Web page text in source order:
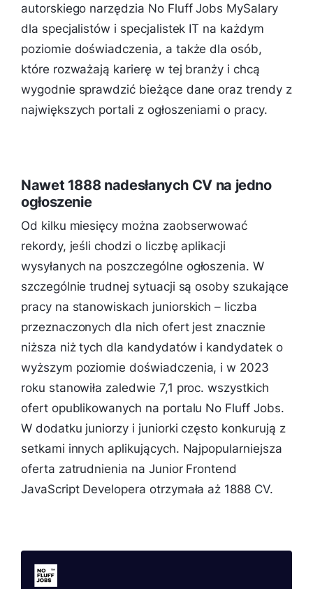
autorskiego narzędzia No Fluff Jobs MySalary
dla specjalistów i specjalistek IT na każdym
poziomie doświadczenia, a także dla osób,
które rozważają karierę w tej branży i chcą
wygodnie sprawdzić bieżące dane oraz trendy z
największych portali z ogłoszeniami o pracy.
Nawet 1888 nadesłanych CV na jedno
ogłoszenie
Od kilku miesięcy można zaobserwować
rekordy, jeśli chodzi o liczbę aplikacji
wysyłanych na poszczególne ogłoszenia. W
szczególnie trudnej sytuacji są osoby szukające
pracy na stanowiskach juniorskich – liczba
przeznaczonych dla nich ofert jest znacznie
niższa niż tych dla kandydatów i kandydatek o
wyższym poziomie doświadczenia, i w 2023
roku stanowiła zaledwie 7,1 proc. wszystkich
ofert opublikowanych na portalu No Fluff Jobs.
W dodatku juniorzy i juniorki często konkurują z
setkami innych aplikujących. Najpopularniejsza
oferta zatrudnienia na Junior Frontend
JavaScript Developera otrzymała aż 1888 CV.